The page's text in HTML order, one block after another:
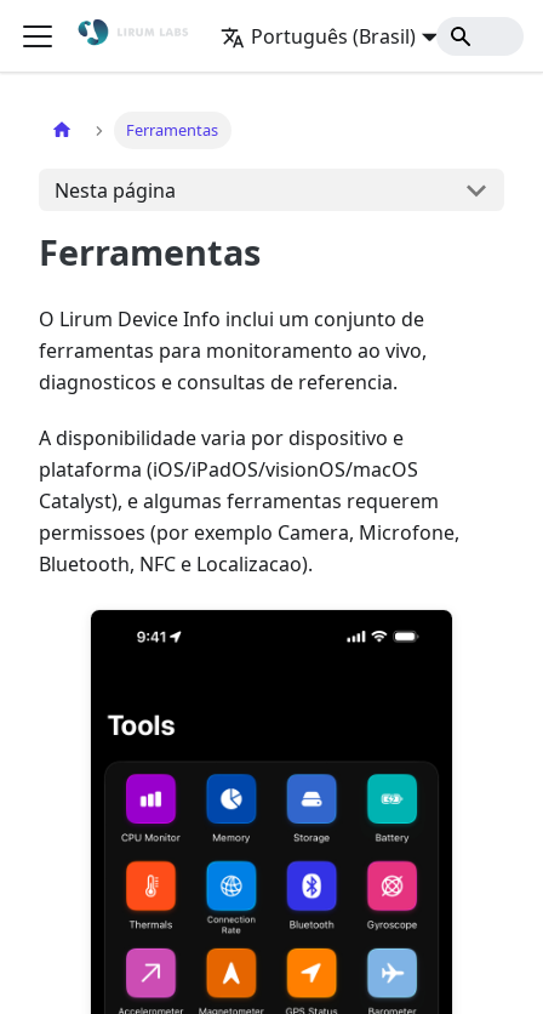
Português (Brasil) Início
Ferramentas
Nesta página
Ferramentas
O Lirum Device Info inclui um conjunto de
ferramentas para monitoramento ao vivo,
diagnosticos e consultas de referencia.
A disponibilidade varia por dispositivo e
plataforma (iOS/iPadOS/visionOS/macOS
Catalyst), e algumas ferramentas requerem
permissoes (por exemplo Camera, Microfone,
Bluetooth, NFC e Localizacao).